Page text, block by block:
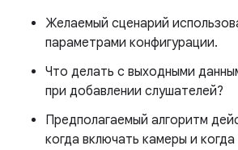
Желаемый сценарий
параметрами конфигурации.
Что делать с выходными
при добавлении слушателей?
Предполагаемый алгоритм
когда включать камеры и